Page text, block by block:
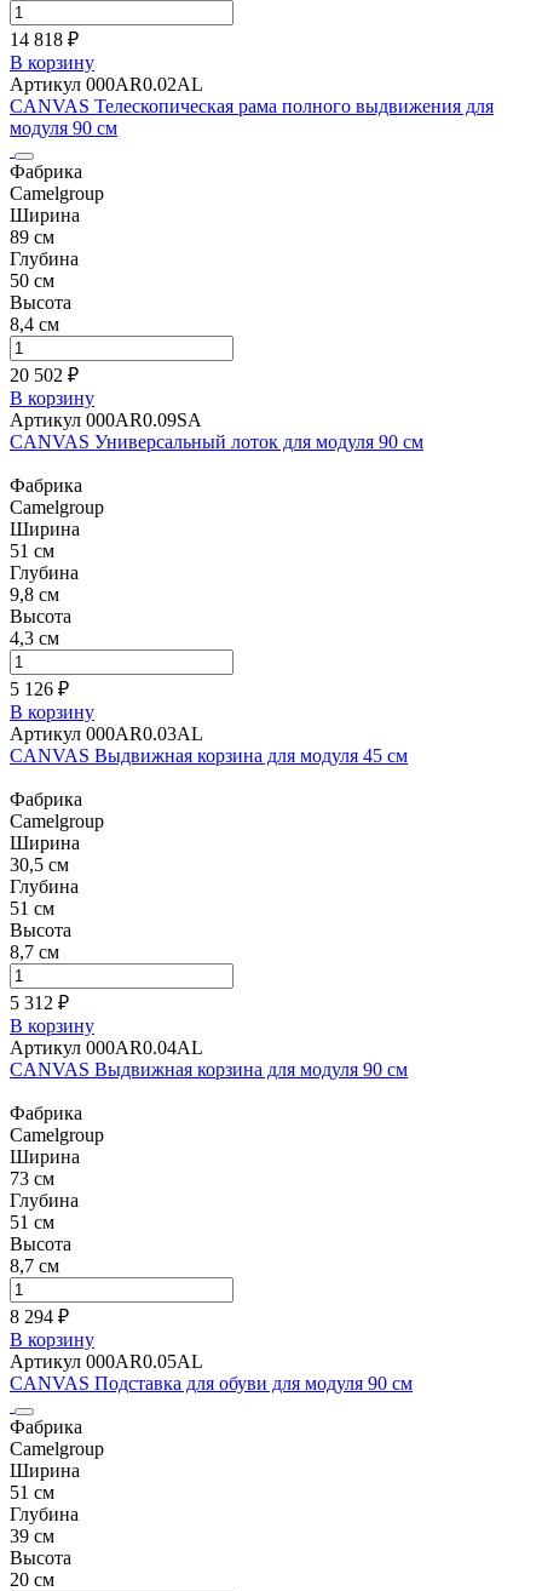
14 818 ₽
В корзину
Артикул 000AR0.02AL
CANVAS Телескопическая рама полного выдвижения для
модуля 90 см
Фабрика
Camelgroup
Ширина
89 см
Глубина
50 см
Высота
8,4 см
20 502 ₽
В корзину
Артикул 000AR0.09SA
CANVAS Универсальный лоток для модуля 90 см
Фабрика
Camelgroup
Ширина
51 см
Глубина
9,8 см
Высота
4,3 см
5 126 ₽
В корзину
Артикул 000AR0.03AL
CANVAS Выдвижная корзина для модуля 45 см
Фабрика
Camelgroup
Ширина
30,5 см
Глубина
51 см
Высота
8,7 см
5 312 ₽
В корзину
Артикул 000AR0.04AL
CANVAS Выдвижная корзина для модуля 90 см
Фабрика
Camelgroup
Ширина
73 см
Глубина
51 см
Высота
8,7 см
8 294 ₽
В корзину
Артикул 000AR0.05AL
CANVAS Подставка для обуви для модуля 90 см
Фабрика
Camelgroup
Ширина
51 см
Глубина
39 см
Высота
20 см